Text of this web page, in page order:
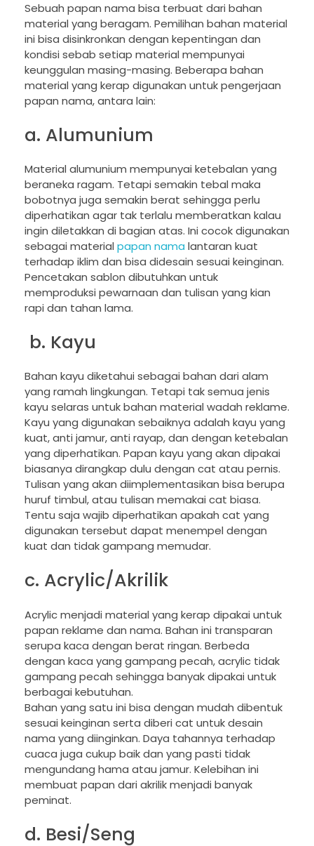
Sebuah papan nama bisa terbuat dari bahan
material yang beragam. Pemilihan bahan material
ini bisa disinkronkan dengan kepentingan dan
kondisi sebab setiap material mempunyai
keunggulan masing-masing. Beberapa bahan
material yang kerap digunakan untuk pengerjaan
papan nama, antara lain:
a. Alumunium
Material alumunium mempunyai ketebalan yang
beraneka ragam. Tetapi semakin tebal maka
bobotnya juga semakin berat sehingga perlu
diperhatikan agar tak terlalu memberatkan kalau
ingin diletakkan di bagian atas. Ini cocok digunakan
sebagai material papan nama lantaran kuat
terhadap iklim dan bisa didesain sesuai keinginan.
Pencetakan sablon dibutuhkan untuk
memproduksi pewarnaan dan tulisan yang kian
rapi dan tahan lama.
b. Kayu
Bahan kayu diketahui sebagai bahan dari alam
yang ramah lingkungan. Tetapi tak semua jenis
kayu selaras untuk bahan material wadah reklame.
Kayu yang digunakan sebaiknya adalah kayu yang
kuat, anti jamur, anti rayap, dan dengan ketebalan
yang diperhatikan. Papan kayu yang akan dipakai
biasanya dirangkap dulu dengan cat atau pernis.
Tulisan yang akan diimplementasikan bisa berupa
huruf timbul, atau tulisan memakai cat biasa.
Tentu saja wajib diperhatikan apakah cat yang
digunakan tersebut dapat menempel dengan
kuat dan tidak gampang memudar.
c. Acrylic/Akrilik
Acrylic menjadi material yang kerap dipakai untuk
papan reklame dan nama. Bahan ini transparan
serupa kaca dengan berat ringan. Berbeda
dengan kaca yang gampang pecah, acrylic tidak
gampang pecah sehingga banyak dipakai untuk
berbagai kebutuhan.
Bahan yang satu ini bisa dengan mudah dibentuk
sesuai keinginan serta diberi cat untuk desain
nama yang diinginkan. Daya tahannya terhadap
cuaca juga cukup baik dan yang pasti tidak
mengundang hama atau jamur. Kelebihan ini
membuat papan dari akrilik menjadi banyak
peminat.
d. Besi/Seng